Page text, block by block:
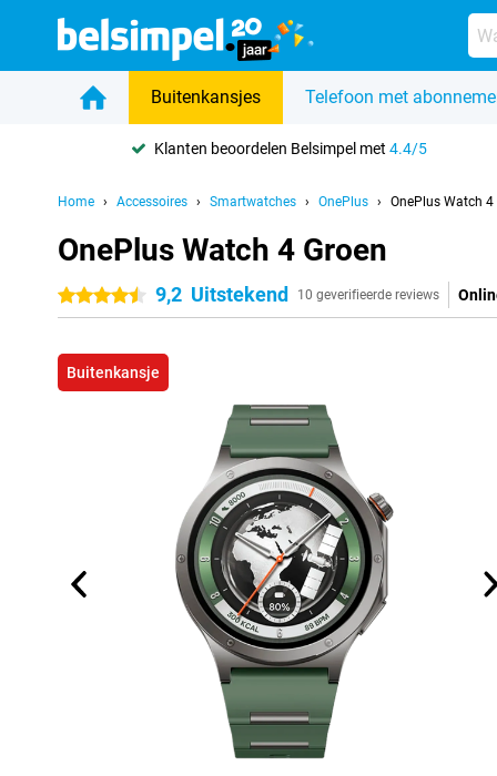
Buitenkansjes Telefoon met
Klanten beoordelen Belsimpel met4.4/5
Home Accessoires Smartwatches OnePlus OnePlus Watch 4
OnePlus Watch 4 Groen
4.5 sterren
9,2 Uitstekend 10 geverifieerde reviews
Buitenkansje